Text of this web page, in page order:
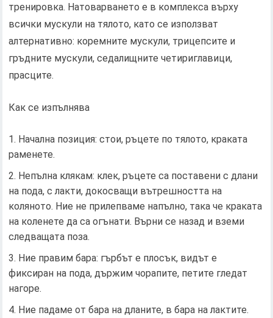
тренировка. Натоварването е в комплекса върху
всички мускули на тялото, като се използват
алтернативно: коремните мускули, трицепсите и
гръдните мускули, седалищните четириглавици,
прасците.
Как се изпълнява
Начална позиция: стои, ръцете по тялото, краката
раменете.
Непълна клякам: клек, ръцете са поставени с длани
на пода, с лакти, докосващи вътрешността на
коляното. Ние не прилепваме напълно, така че краката
на коленете да са огънати. Върни се назад и вземи
следващата поза.
Ние правим бара: гърбът е плосък, видът е
фиксиран на пода, държим чорапите, петите гледат
нагоре.
Ние падаме от бара на дланите, в бара на лактите.